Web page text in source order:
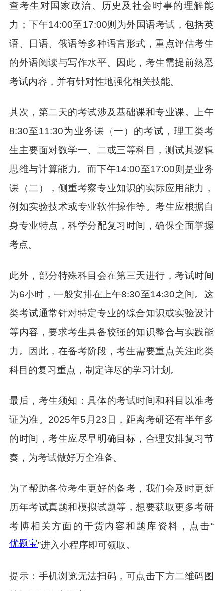
查考生对国家政治、历史及社会时事的理解能
力；下午14:00至17:00则为外国语考试，包括英
语、日语、俄语等多种语言形式，重点评估考生
的外语阅读与写作水平。因此，考生需提前熟悉
考试内容，并有针对性地强化相关技能。
其次，第二天的考试涉及基础课和专业课。上午
8:30至11:30为业务课（一）的考试，理工类考
生主要面对数学一、二或三等科目，测试其逻辑
思维与计算能力。而下午14:00至17:00则是业务
课（二），侧重考察专业知识的实际应用能力，
例如实验技术或专业软件操作等。考生应根据自
身专业特点，科学分配复习时间，确保全面掌握
考点。
此外，部分特殊科目会在第三天进行，考试时间
为6小时，一般安排在上午8:30至14:30之间。这
类考试通常针对特定专业的综合知识或实验设计
等内容，要求考生具备较强的知识整合与实践能
力。因此，在备考阶段，考生需要重点关注此类
科目的复习重点，制定详尽的学习计划。
最后，考生须知：具体的考试时间和科目以准考
证为准。2025年5月23日，距离考研还有半年多
的时间，考生应尽早明确目标，合理安排复习节
奏，为考试做好万全准备。
为了帮助各位考生更好的备考， 我们会及时更新
历年考试真题和模拟试题等 ，想要获取更多考研
考博相关方面的干货内容和题库资料，点击“
优题宝”进入小程序即可领取。
提示：手机浏览无法扫码，可点击下方二维码图